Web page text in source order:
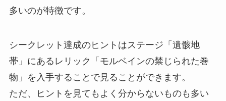
多いのが特徴です。
シークレット達成のヒントはステージ「遺骸地
帯」にあるレリック「モルベインの禁じられた巻
物」を入手することで見ることができます。
ただ、ヒントを見てもよく分からないものも多い